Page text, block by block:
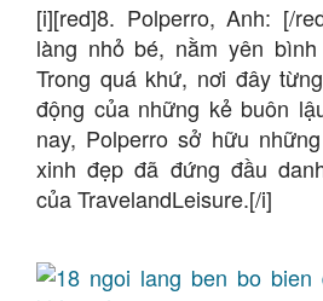
[i][red]8. Polperro, Anh: [/
làng nhỏ bé, nằm yên
Trong quá khứ, nơi đây
động của những kẻ buôn
nay, Polperro sở hữu
xinh đẹp đã đứng đầu
của TravelandLeisure.[/i]